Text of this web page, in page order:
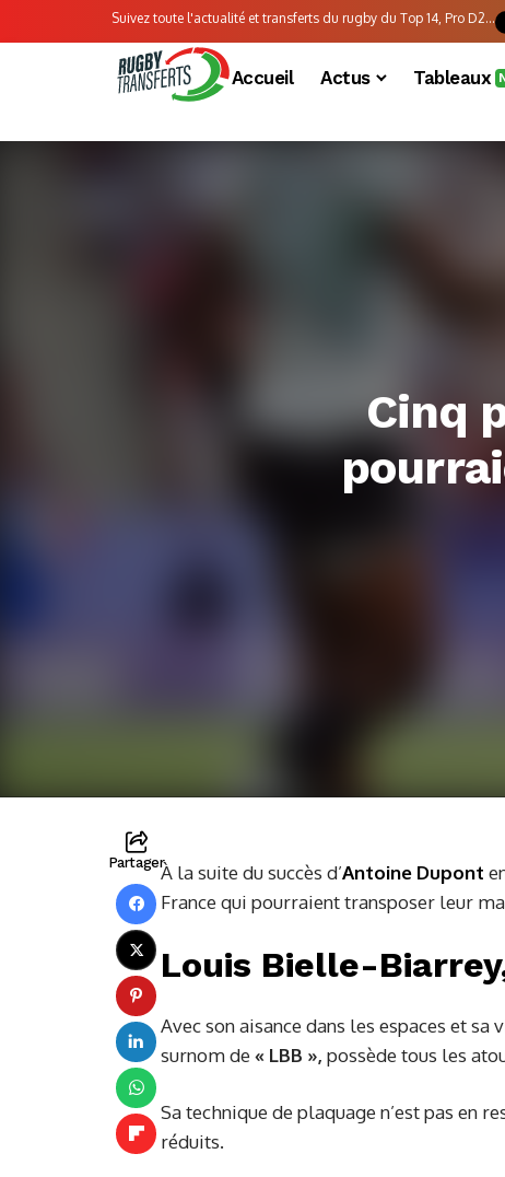
Suivez toute l'actualité et transferts du rugby du Top 14, Pro D2...
Accueil Actus Tableaux
Cinq
PartagerÀ la suite du succès d’Antoine Dupont
France qui pourraient transposer leur
Louis Bielle-
Avec son aisance dans les espaces et sa
surnom de « LBB », possède tous les
Sa technique de plaquage n’est pas en
réduits.